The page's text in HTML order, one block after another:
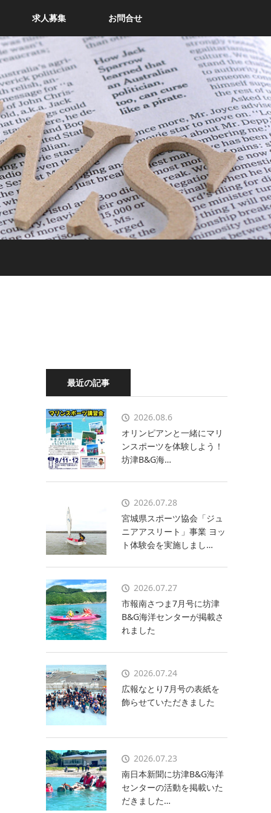
求人募集 お問合せ
最近の記事
2026.08.6
オリンピアンと一緒にマリ
ンスポーツを体験しよう！
坊津B&G海…
2026.07.28
宮城県スポーツ協会「ジュ
ニアアスリート」事業 ヨッ
ト体験会を実施しまし…
2026.07.27
市報南さつま7月号に坊津
B&G海洋センターが掲載さ
れました
2026.07.24
広報なとり7月号の表紙を
飾らせていただきました
2026.07.23
南日本新聞に坊津B&G海洋
センターの活動を掲載いた
だきました…